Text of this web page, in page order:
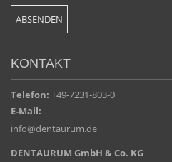
KONTAKT
Telefon: +49-7231-803-0
E-Mail:
info@dentaurum.de
DENTAURUM GmbH & Co. KG